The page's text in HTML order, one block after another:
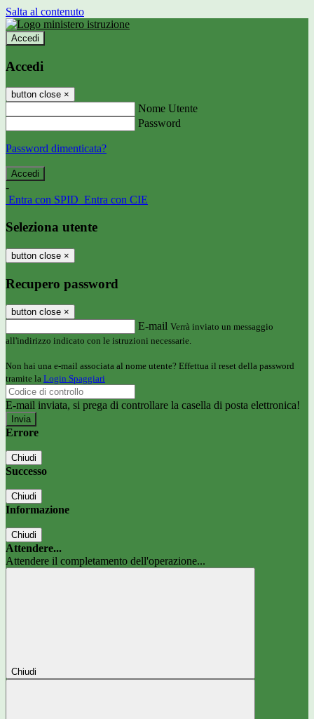
Salta al contenuto
Accedi
Accedi
button close ×
Nome Utente
Password
Password dimenticata?
-
Entra con SPID Entra con CIE
Seleziona utente
button close ×
Recupero password
button close ×
E-mail Verrà inviato un messaggio
all'indirizzo indicato con le istruzioni necessarie.
Non hai una e-mail associata al nome utente? Effettua il reset della password
tramite la Login Spaggiari
E-mail inviata, si prega di controllare la casella di posta elettronica!
Errore
Chiudi
Successo
Chiudi
Informazione
Chiudi
Attendere...
Attendere il completamento dell'operazione...
Chiudi